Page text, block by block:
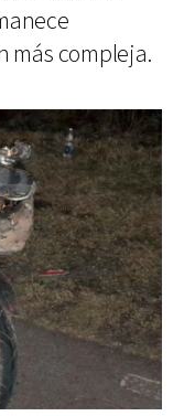
más compleja.